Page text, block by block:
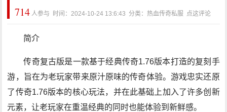
714 人参与 时间：2024-10-24 13:6:43 分类：热血传奇私服 点这评论
简介
传奇复古版是一款基于经典传奇1.76版本打造的复刻手
游，旨在为老玩家带来原汁原味的传奇体验。游戏忠实还原
了传奇1.76版本的核心玩法，并在此基础上加入了许多创新
元素，让老玩家在重温经典的同时也能体验到新鲜感。